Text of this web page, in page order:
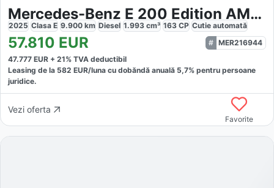
Mercedes-Benz E 200 Edition AMG-Line Fahrass
2025 Clasa E 9.900 km Diesel 1.993 cm³ 163 CP Cutie automată
57.810 EUR
MER216944
47.777 EUR + 21% TVA deductibil
Leasing de la 582 EUR/luna cu dobăndă anuală 5,7% pentru persoane
juridice.
Vezi oferta
Favorite